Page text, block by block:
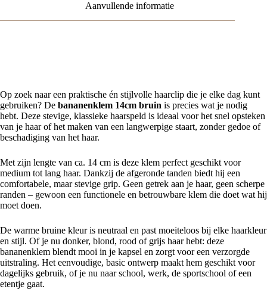
Aanvullende informatie
Op zoek naar een praktische én stijlvolle haarclip die je elke dag kunt
gebruiken? De bananenklem 14cm bruin is precies wat je nodig
hebt. Deze stevige, klassieke haarspeld is ideaal voor het snel opsteken
van je haar of het maken van een langwerpige staart, zonder gedoe of
beschadiging van het haar.
Met zijn lengte van ca. 14 cm is deze klem perfect geschikt voor
medium tot lang haar. Dankzij de afgeronde tanden biedt hij een
comfortabele, maar stevige grip. Geen getrek aan je haar, geen scherpe
randen – gewoon een functionele en betrouwbare klem die doet wat hij
moet doen.
De warme bruine kleur is neutraal en past moeiteloos bij elke haarkleur
en stijl. Of je nu donker, blond, rood of grijs haar hebt: deze
bananenklem blendt mooi in je kapsel en zorgt voor een verzorgde
uitstraling. Het eenvoudige, basic ontwerp maakt hem geschikt voor
dagelijks gebruik, of je nu naar school, werk, de sportschool of een
etentje gaat.